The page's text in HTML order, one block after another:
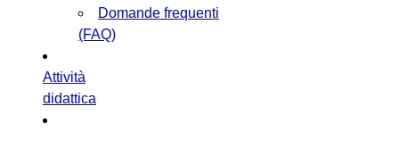
Domande frequenti
(FAQ)
Attività
didattica